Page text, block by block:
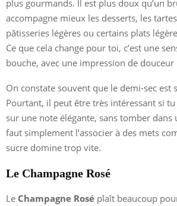
plus gourmands. Il est plus doux qu’un
accompagne mieux les desserts, les
pâtisseries légères ou certains plats
Ce que cela change pour toi, c’est une
bouche, avec une impression de
On constate souvent que le demi-sec est
Pourtant, il peut être très intéressant si
sur une note élégante, sans tomber
faut simplement l’associer à des mets
sucre domine trop vite.
Le Champagne Rosé
Le Champagne Rosé plaît beaucoup